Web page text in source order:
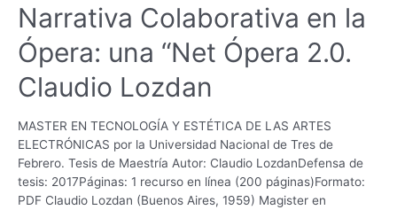
Narrativa Colaborativa en la
Ópera: una “Net Ópera 2.0.
Claudio Lozdan
MASTER EN TECNOLOGÍA Y ESTÉTICA DE LAS ARTES
ELECTRÓNICAS por la Universidad Nacional de Tres de
Febrero. Tesis de Maestría Autor: Claudio LozdanDefensa de
tesis: 2017Páginas: 1 recurso en línea (200 páginas)Formato:
PDF Claudio Lozdan (Buenos Aires, 1959) Magister en